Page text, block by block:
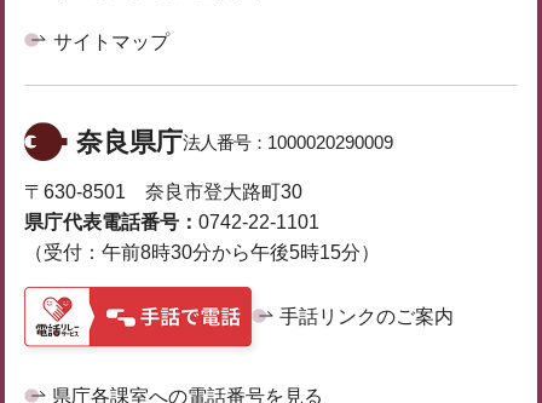
サイトマップ
奈良県庁法人番号： 1000020290009
〒630-8501 奈良市登大路町30
県庁代表電話番号： 0742-22-1101
（受付：午前8時30分から午後5時15分）
手話リンクのご案内
県庁各課室への電話番号を見る